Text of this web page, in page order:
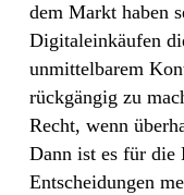
dem Markt haben
Digitaleinkäufen
unmittelbarem
rückgängig zu
Recht, wenn
Dann ist es für die
Entscheidungen